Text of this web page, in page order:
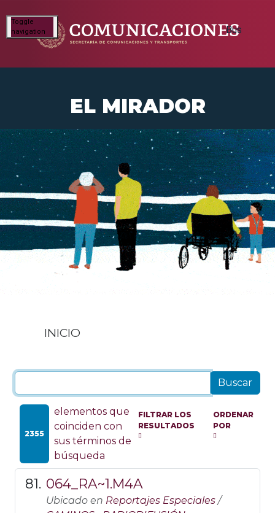
Toggle
navigation
EL MIRADOR
INICIO
2355
elementos que
coinciden con
sus términos de
búsqueda
FILTRAR LOS
RESULTADOS
ORDENAR
POR
064_RA~1.M4A
Ubicado en Reportajes Especiales /